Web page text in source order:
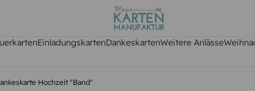
EinladungskartenDankeskartenWeitere Anlässe
Hochzeit "Band"